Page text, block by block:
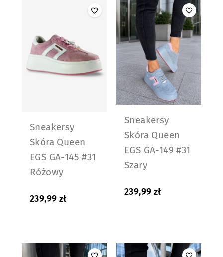
Sneakersy
Skóra Queen
EGS GA-145 #31
Różowy
239,99 zł
Sneakersy
Skóra Queen
EGS GA-149 #31
Szary
239,99 zł